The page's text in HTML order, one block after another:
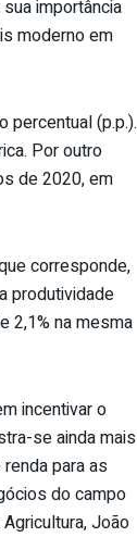
importância
moderno em
percentual (p.p.).
Por outro
de 2020, em
corresponde,
produtividade
2,1% na mesma
incentivar o
se ainda mais
para as
do campo
João